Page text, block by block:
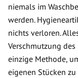
niemals im
werden.
nichts verloren.
Verschmutzung
einzige Methode,
eigenen Stücken